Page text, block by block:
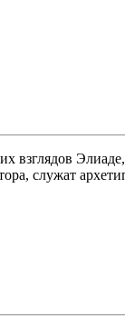
взглядов
служат